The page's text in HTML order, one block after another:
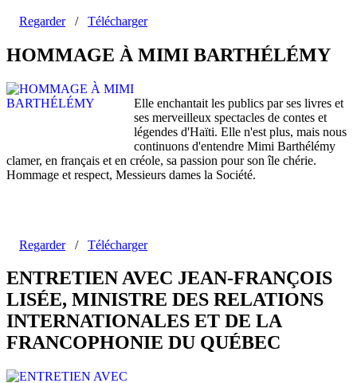
Regarder/ Télécharger
HOMMAGE À MIMI BARTHÉLÉMY
Elle enchantait les publics par ses livres et
ses merveilleux spectacles de contes et
légendes d'Haïti. Elle n'est plus, mais nous
continuons d'entendre Mimi Barthélémy
clamer, en français et en créole, sa passion pour son île chérie.
Hommage et respect, Messieurs dames la Société.
Regarder/ Télécharger
ENTRETIEN AVEC JEAN-FRANÇOIS
LISÉE, MINISTRE DES RELATIONS
INTERNATIONALES ET DE LA
FRANCOPHONIE DU QUÉBEC